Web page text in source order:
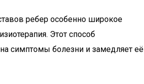
ребер особенно широкое
Этот способ
симптомы болезни и замедляет её